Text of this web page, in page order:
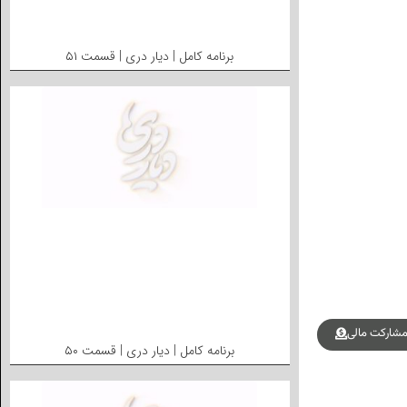
مشارکت مالی
برنامه کامل | دیار دری | قسمت ۵۱
برنامه کامل | دیار دری | قسمت ۵۰